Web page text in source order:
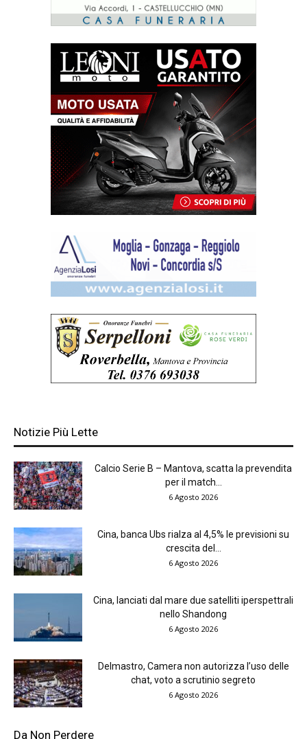
Notizie Più Lette
Calcio Serie B – Mantova, scatta la prevendita
per il match...
6 Agosto 2026
Cina, banca Ubs rialza al 4,5% le previsioni su
crescita del...
6 Agosto 2026
Cina, lanciati dal mare due satelliti iperspettrali
nello Shandong
6 Agosto 2026
Delmastro, Camera non autorizza l’uso delle
chat, voto a scrutinio segreto
6 Agosto 2026
Da Non Perdere